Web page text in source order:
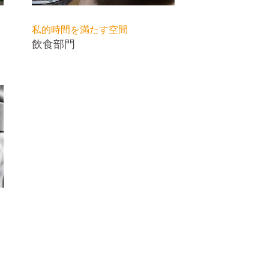
私的時間を満たす空間
飲食部門